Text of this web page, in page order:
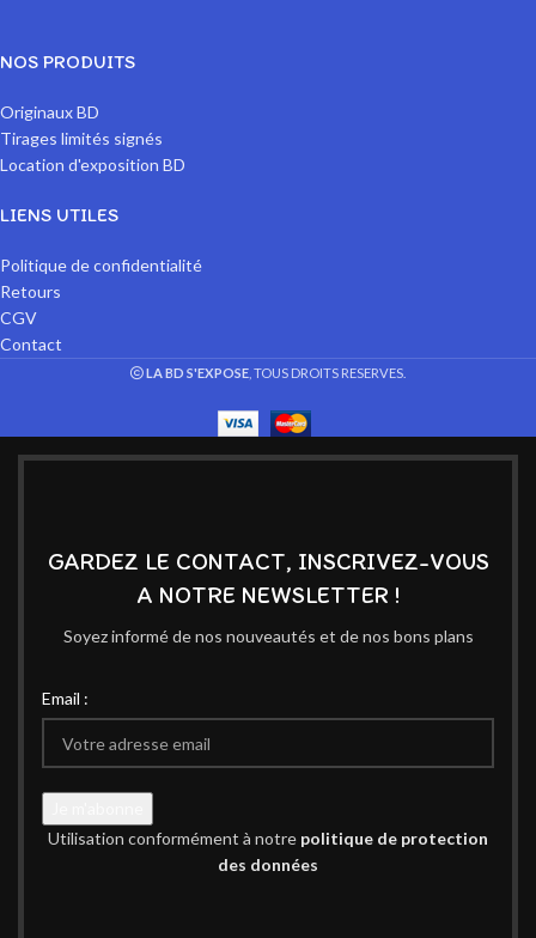
NOS PRODUITS
Originaux BD
Tirages limités signés
Location d'exposition BD
LIENS UTILES
Politique de confidentialité
Retours
CGV
Contact
LA BD S'EXPOSE , TOUS DROITS RESERVES.
GARDEZ LE CONTACT, INSCRIVEZ-VOUS
A NOTRE NEWSLETTER !
Soyez informé de nos nouveautés et de nos bons plans
Email :
Utilisation conformément à notre politique de protection
des données